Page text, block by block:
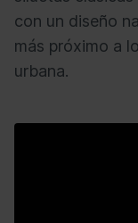
con un diseño
más próximo a
urbana.